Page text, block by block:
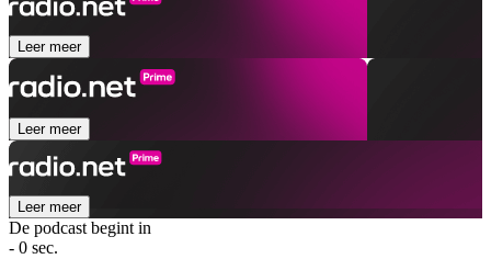
Leer meer
Leer meer
Leer meer
De podcast begint in
- 0 sec.